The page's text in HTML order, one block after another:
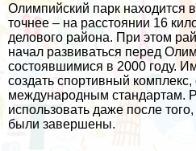
Олимпийский парк находится
точнее – на расстоянии 16
делового района. При этом
начал развиваться перед
состоявшимися в 2000 году.
создать спортивный
международным стандартам.
использовать даже после
были завершены.